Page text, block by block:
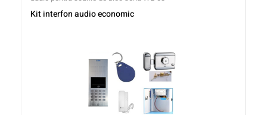
Kit interfon audio economic